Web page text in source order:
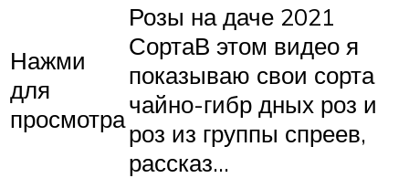
Нажми
для
просмотра
Розы на даче 2021
СортаВ этом видео я
показываю свои сорта
чайно-гибр дных роз и
роз из группы спреев,
рассказ…